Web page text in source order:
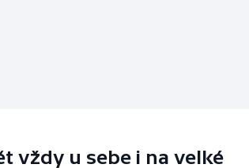
vždy u sebe i na velké